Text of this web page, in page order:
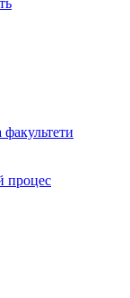
факультети
процес